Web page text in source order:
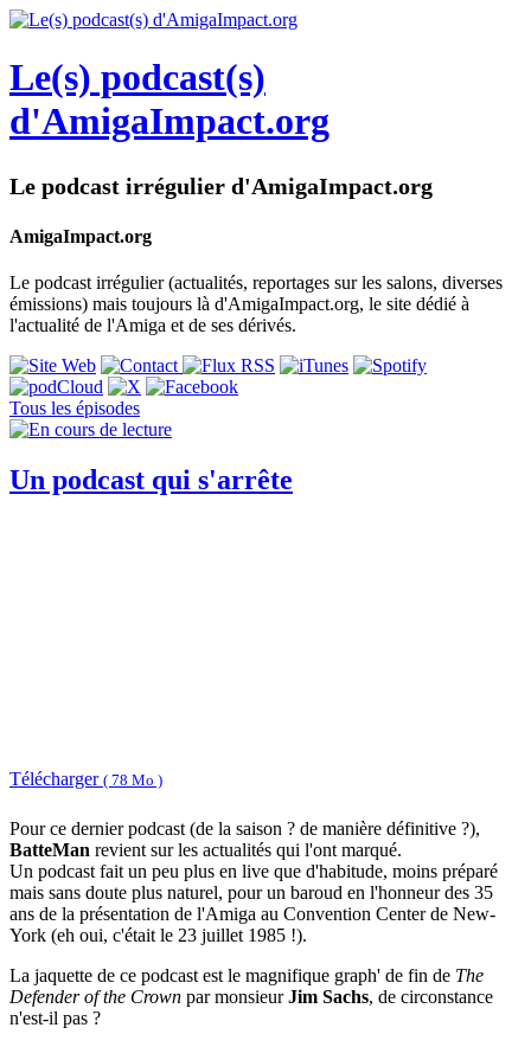
Le(s) podcast(s)
d'AmigaImpact.org
Le podcast irrégulier d'AmigaImpact.org
AmigaImpact.org
Le podcast irrégulier (actualités, reportages sur les salons, diverses
émissions) mais toujours là d'AmigaImpact.org, le site dédié à
l'actualité de l'Amiga et de ses dérivés.
Tous les épisodes
Un podcast qui s'arrête
Télécharger ( 78 Mo )
Pour ce dernier podcast (de la saison ? de manière définitive ?),
BatteMan revient sur les actualités qui l'ont marqué.
Un podcast fait un peu plus en live que d'habitude, moins préparé
mais sans doute plus naturel, pour un baroud en l'honneur des 35
ans de la présentation de l'Amiga au Convention Center de New-
York (eh oui, c'était le 23 juillet 1985 !).
La jaquette de ce podcast est le magnifique graph' de fin de The
Defender of the Crown par monsieurJim Sachs, de circonstance
n'est-il pas ?